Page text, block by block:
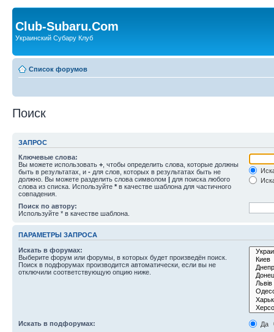
Club-Subaru.Com
Украинский Субару Клуб
Список форумов
Поиск
ЗАПРОС
Ключевые слова:
Вы можете использовать + , чтобы определить слова, которые должны
быть в результатах, и - для слов, которых в результатах быть не
должно. Вы можете разделить слова символом | для поиска любого
слова из списка. Используйте * в качестве шаблона для частичного
совпадения.
Поиск по автору:
Используйте * в качестве шаблона.
ПАРАМЕТРЫ ЗАПРОСА
Искать в форумах:
Выберите форум или форумы, в которых будет произведён поиск.
Поиск в подфорумах производится автоматически, если вы не
отключили соответствующую опцию ниже.
Искать в подфорумах:
Да